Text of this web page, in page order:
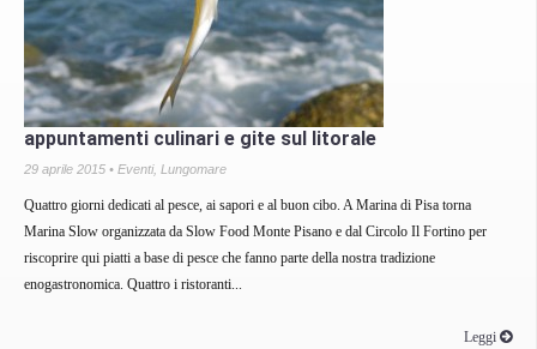
appuntamenti culinari e gite sul litorale
29 aprile 2015 • Eventi, Lungomare
Quattro giorni dedicati al pesce, ai sapori e al buon cibo. A Marina di Pisa torna
Marina Slow organizzata da Slow Food Monte Pisano e dal Circolo Il Fortino per
riscoprire qui piatti a base di pesce che fanno parte della nostra tradizione
enogastronomica. Quattro i ristoranti...
Leggi